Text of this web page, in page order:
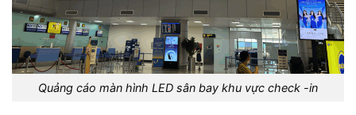
Quảng cáo màn hình LED sân bay khu vực check -in